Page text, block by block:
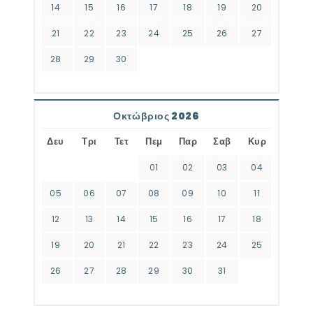
14 15 16 17 18 19 20
21 22 23 24 25 26 27
28 29 30
Οκτώβριος 2026
Δευ Τρι Τετ Πεμ Παρ Σαβ Κυρ
01 02 03 04
05 06 07 08 09 10 11
12 13 14 15 16 17 18
19 20 21 22 23 24 25
26 27 28 29 30 31